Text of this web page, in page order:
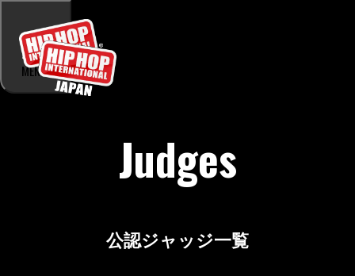
MENU
Judges
公認ジャッジ一覧